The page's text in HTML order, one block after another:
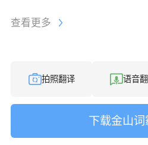
查看更多
拍照翻译 语音
下载金山词